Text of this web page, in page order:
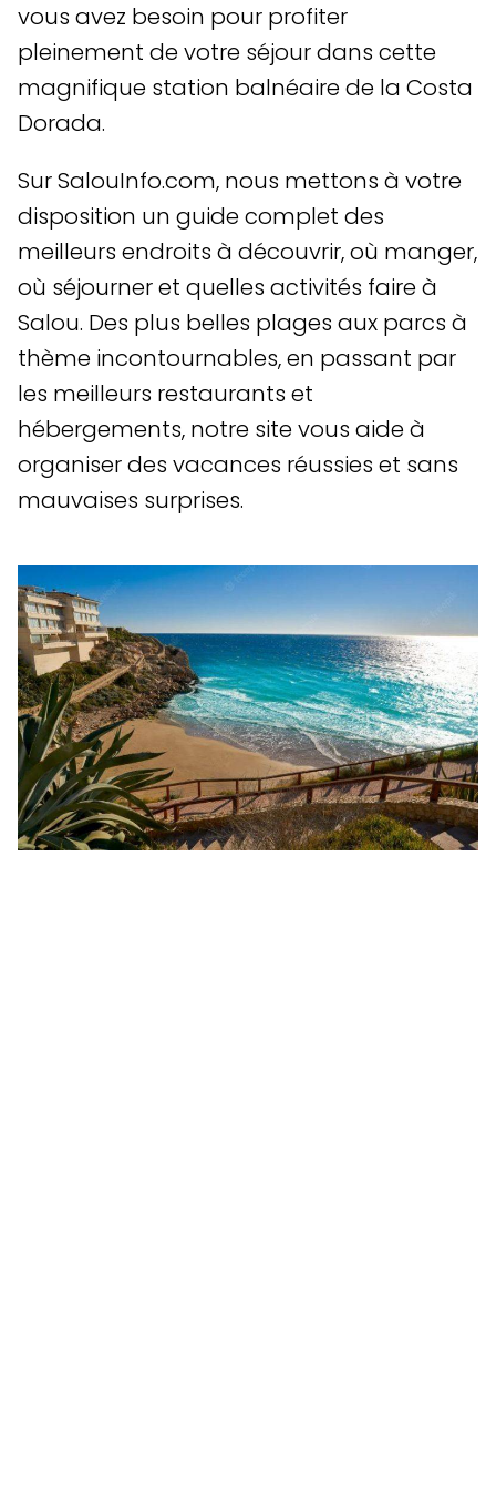
vous avez besoin pour profiter
pleinement de votre séjour dans cette
magnifique station balnéaire de la Costa
Dorada.
Sur SalouInfo.com, nous mettons à votre
disposition un guide complet des
meilleurs endroits à découvrir, où manger,
où séjourner et quelles activités faire à
Salou. Des plus belles plages aux parcs à
thème incontournables, en passant par
les meilleurs restaurants et
hébergements, notre site vous aide à
organiser des vacances réussies et sans
mauvaises surprises.